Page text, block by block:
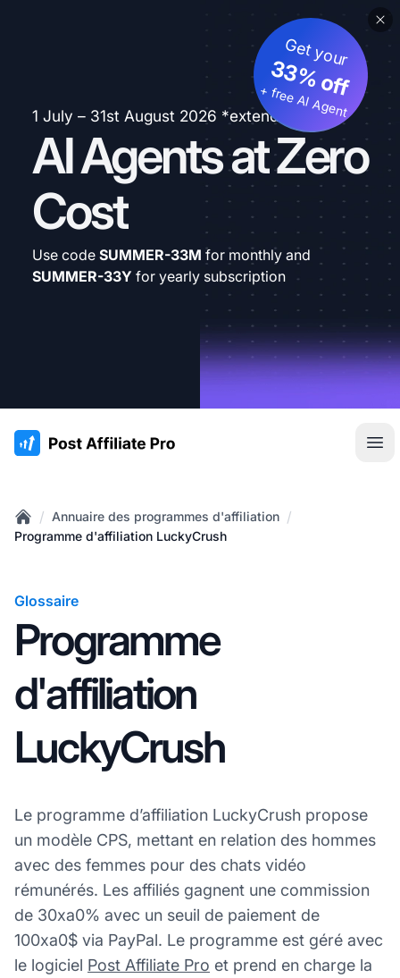
1 July – 31st August 2026 *extended
AI Agents at Zero
Cost
Get your
33% off
+ free AI Agent
Use code SUMMER-33M for monthly and
SUMMER-33Y for yearly subscription
:site.title
Home
/ Annuaire des programmes d'affiliation /
Programme d'affiliation LuckyCrush
Glossaire
Programme
d'affiliation
LuckyCrush
Le programme d’affiliation LuckyCrush propose
un modèle CPS, mettant en relation des hommes
avec des femmes pour des chats vidéo
rémunérés. Les affiliés gagnent une commission
de 30xa0% avec un seuil de paiement de
100xa0$ via PayPal. Le programme est géré avec
le logiciel Post Affiliate Pro et prend en charge la